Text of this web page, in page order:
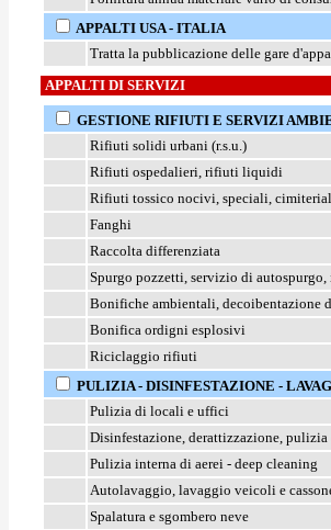
APPALTI USA - ITALIA
Tratta la pubblicazione delle gare
APPALTI DI SERVIZI
GESTIONE RIFIUTI E SERVIZI
Rifiuti solidi urbani (r.s.u.)
Rifiuti ospedalieri, rifiuti liquidi
Rifiuti tossico nocivi, speciali,
Fanghi
Raccolta differenziata
Spurgo pozzetti, servizio di
Bonifiche ambientali, decoibentazione
Bonifica ordigni esplosivi
Riciclaggio rifiuti
PULIZIA - DISINFESTAZIONE -
Pulizia di locali e uffici
Disinfestazione, derattizzazione, pulizia
Pulizia interna di aerei - deep cleaning
Autolavaggio, lavaggio veicoli e
Spalatura e sgombero neve